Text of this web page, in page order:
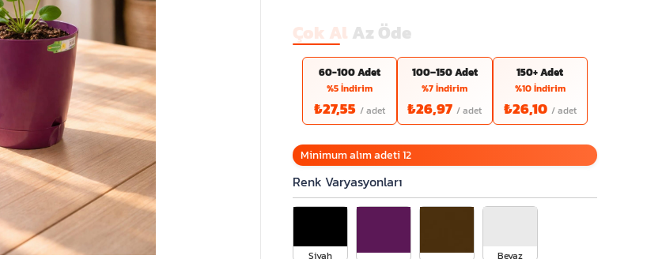
Çok Al Az Öde
60-100 Adet
%5 İndirim
₺27,55
100–150 Adet
%7 İndirim
₺26,97
150+ Adet
%10 İndirim
₺26,10
Minimum alım adeti 12
Renk Varyasyonları